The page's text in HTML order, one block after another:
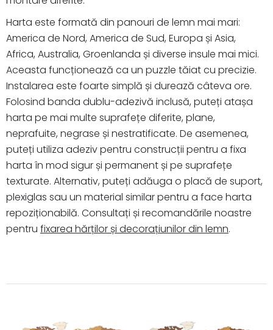
Harta este formată din panouri de lemn mai mari:
America de Nord, America de Sud, Europa și Asia,
Africa, Australia, Groenlanda și diverse insule mai mici.
Aceasta funcționează ca un puzzle tăiat cu precizie.
Instalarea este foarte simplă și durează câteva ore.
Folosind banda dublu-adezivă inclusă, puteți atașa
harta pe mai multe suprafețe diferite, plane,
neprafuite, negrase și nestratificate. De asemenea,
puteți utiliza adeziv pentru construcții pentru a fixa
harta în mod sigur și permanent și pe suprafețe
texturate. Alternativ, puteți adăuga o placă de suport,
plexiglas sau un material similar pentru a face harta
repoziționabilă. Consultați și recomandările noastre
pentru fixarea hărților și decorațiunilor din lemn.